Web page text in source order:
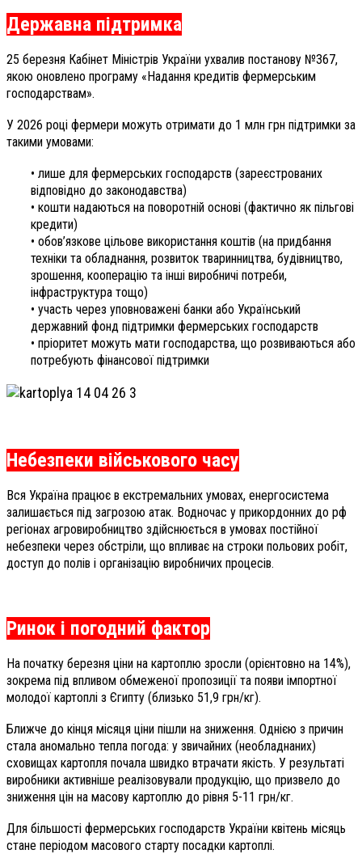
Державна підтримка
25 березня Кабінет Міністрів України ухвалив постанову №367,
якою оновлено програму «Надання кредитів фермерським
господарствам».
У 2026 році фермери можуть отримати до 1 млн грн підтримки за
такими умовами:
• лише для фермерських господарств (зареєстрованих
відповідно до законодавства)
• кошти надаються на поворотній основі (фактично як пільгові
кредити)
• обов’язкове цільове використання коштів (на придбання
техніки та обладнання, розвиток тваринництва, будівництво,
зрошення, кооперацію та інші виробничі потреби,
інфраструктура тощо)
• участь через уповноважені банки або Український
державний фонд підтримки фермерських господарств
• пріоритет можуть мати господарства, що розвиваються або
потребують фінансової підтримки
Небезпеки військового часу
Вся Україна працює в екстремальних умовах, енергосистема
залишається під загрозою атак. Водночас у прикордонних до рф
регіонах агровиробництво здійснюється в умовах постійної
небезпеки через обстріли, що впливає на строки польових робіт,
доступ до полів і організацію виробничих процесів.
Ринок і погодний фактор
На початку березня ціни на картоплю зросли (орієнтовно на 14%),
зокрема під впливом обмеженої пропозиції та появи імпортної
молодої картоплі з Єгипту (близько 51,9 грн/кг).
Ближче до кінця місяця ціни пішли на зниження. Однією з причин
стала аномально тепла погода: у звичайних (необладнаних)
сховищах картопля почала швидко втрачати якість. У результаті
виробники активніше реалізовували продукцію, що призвело до
зниження цін на масову картоплю до рівня 5-11 грн/кг.
Для більшості фермерських господарств України квітень місяць
стане періодом масового старту посадки картоплі.